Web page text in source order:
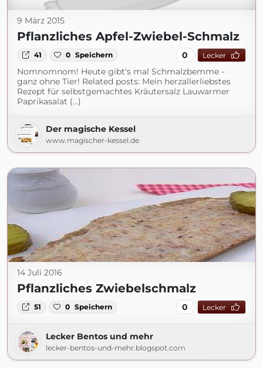
9 März 2015
Pflanzliches Apfel-Zwiebel-Schmalz
41 0 Speichern 0 Lecker
Nomnomnom! Heute gibt's mal Schmalzbemme -
ganz ohne Tier! Related posts: Mein herzallerliebstes
Rezept für selbstgemachtes Kräutersalz Lauwarmer
Paprikasalat (...)
Der magische Kessel
www.magischer-kessel.de
14 Juli 2016
Pflanzliches Zwiebelschmalz
51 0 Speichern 0 Lecker
Lecker Bentos und mehr
lecker-bentos-und-mehr.blogspot.com